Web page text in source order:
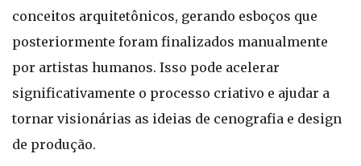
conceitos arquitetônicos, gerando esboços que
posteriormente foram finalizados manualmente
por artistas humanos. Isso pode acelerar
significativamente o processo criativo e ajudar a
tornar visionárias as ideias de cenografia e design
de produção.